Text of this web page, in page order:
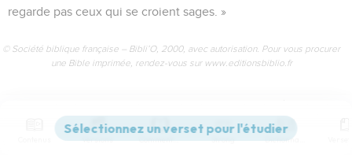
regarde pas ceux qui se croient sages. »
© Société biblique française – Bibli’O, 2000, avec autorisation. Pour vous procurer
une Bible imprimée, rendez-vous sur www.editionsbiblio.fr
38
Versions Commentaires Strong